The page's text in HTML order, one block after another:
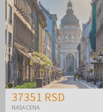
37351 RSD
NAŠA CENA